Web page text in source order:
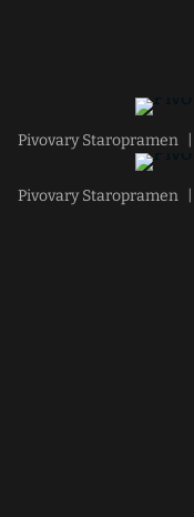
Pivovary Staropramen
Pivovary Staropramen